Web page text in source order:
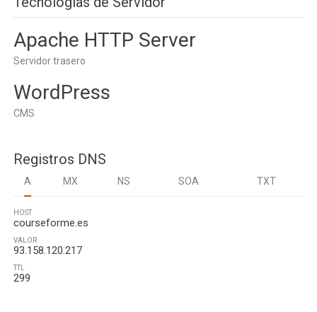
Apache HTTP Server
Servidor trasero
WordPress
CMS
Registros DNS
A MX NS SOA TXT
HOST
courseforme.es
VALOR
93.158.120.217
TTL
299